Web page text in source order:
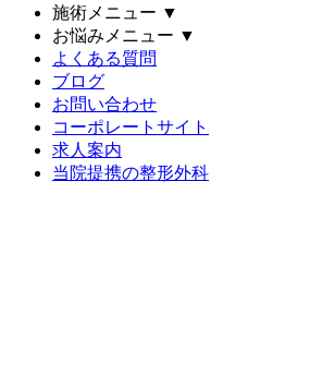
施術メニュー ▼
お悩みメニュー ▼
よくある質問
ブログ
お問い合わせ
コーポレートサイト
求人案内
当院提携の整形外科